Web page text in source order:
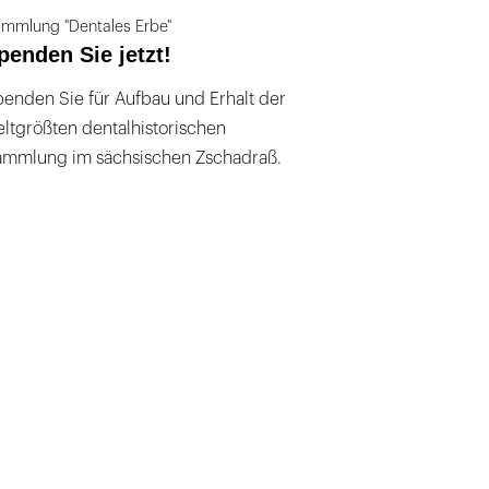
"Dentales Erbe"
Sie jetzt!
Sie für Aufbau und Erhalt der
dentalhistorischen
im sächsischen Zschadraß.